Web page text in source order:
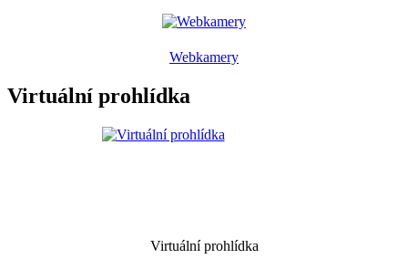
Webkamery
Virtuální prohlídka
Virtuální prohlídka